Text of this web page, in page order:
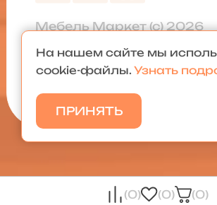
(0) (0) (0)
Мебель Маркет (с) 2026
Политика
Карта сайта
На нашем сайте мы
cookie-файлы. Узнать
ПРИНЯТЬ